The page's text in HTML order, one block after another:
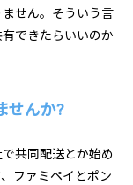
せん。そういう言
できたらいいのか
せんか?
共同配送とか始め
ファミペイとポン